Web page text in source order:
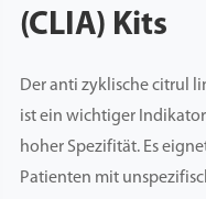
(CLIA) Kits
Der anti zyklische citrul
ist ein wichtiger
hoher Spezifität. Es
Patienten mit